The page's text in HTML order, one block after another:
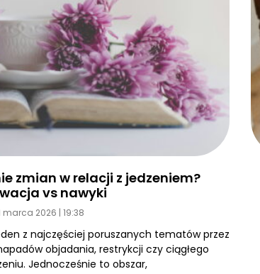
zmian w relacji z jedzeniem?
vs nawyki
marca 2026 19:38
z najczęściej poruszanych tematów przez
objadania, restrykcji czy ciągłego
Jednocześnie to obszar,